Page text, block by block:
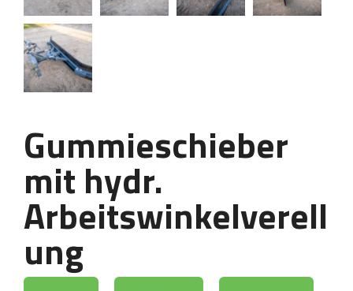
Gummieschieber
mit hydr.
Arbeitswinkelverell
ung